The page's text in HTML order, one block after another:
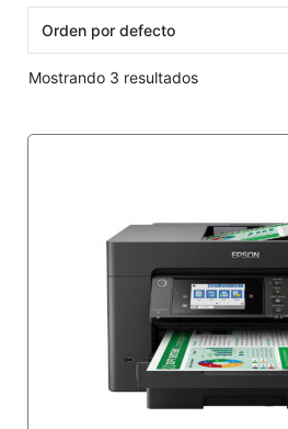
Mostrando 3 resultados